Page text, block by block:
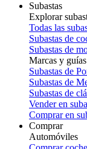
Subastas
Explorar
Todas las
Subastas de
Subastas de
Marcas y guías
Subastas de
Subastas de
Subastas de
Vender en
Comprar en
Comprar
Automóviles